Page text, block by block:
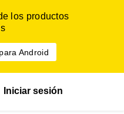
los productos
Android
Iniciar sesión